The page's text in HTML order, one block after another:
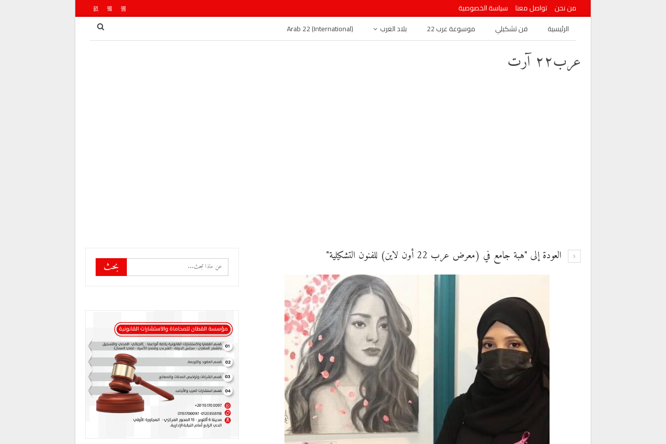
من نحن تواصل معنا
سياسة الخصوصية
الرئيسية
فن تشكيلي موسوعة عرب 22 بلاد العرب Arab 22 (International)
عرب٢٢ آرت
العودة إلى "هبة جامع في (معرض عرب 22 أون لاين) للفنون التشكيلية"